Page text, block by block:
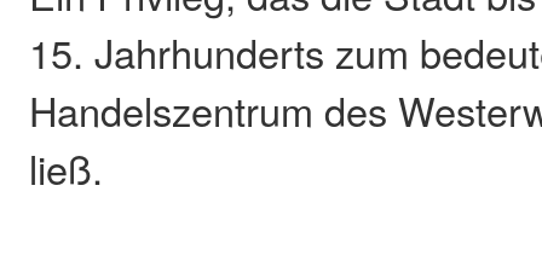
15. Jahrhunderts zum
Handelszentrum des
ließ.